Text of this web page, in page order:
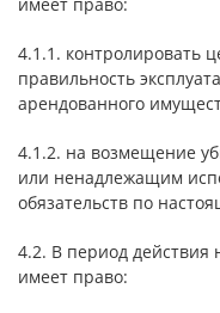
4.1.1. контролировать
правильность
арендованного
4.1.2. на возмещение
или ненадлежащим
обязательств по
4.2. В период действия
имеет право: